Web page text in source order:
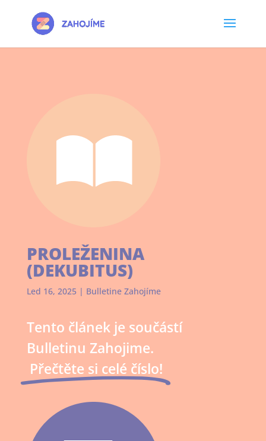
PROLEŽENINA
(DEKUBITUS)
Led 16, 2025| Bulletine Zahojíme
Tento článek je součástí
Bulletinu Zahojime.
Přečtěte si celé číslo!